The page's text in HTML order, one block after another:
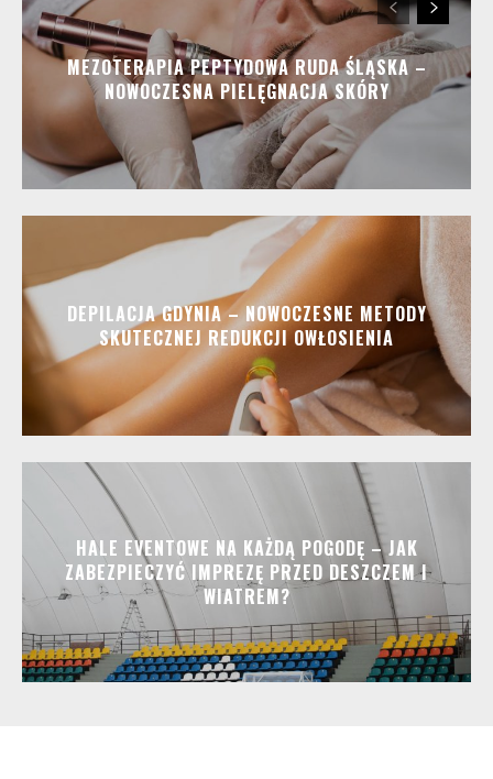
MEZOTERAPIA PEPTYDOWA RUDA ŚLĄSKA –
NOWOCZESNA PIELĘGNACJA SKÓRY
DEPILACJA GDYNIA – NOWOCZESNE METODY
SKUTECZNEJ REDUKCJI OWŁOSIENIA
HALE EVENTOWE NA KAŻDĄ POGODĘ – JAK
ZABEZPIECZYĆ IMPREZĘ PRZED DESZCZEM I
WIATREM?